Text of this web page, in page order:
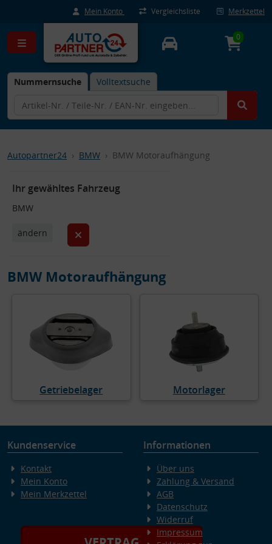
Mein Konto Vergleichsliste Merkzettel
Nummernsuche Volltextsuche
0
Autopartner24 BMW BMW Motoraufhängung
Ihr gewähltes Fahrzeug
BMW
ändern
BMW Motoraufhängung
Getriebelager Motorlager
Kundenservice
Kontakt
Mein Konto
Mein Merkzettel
Informationen
Über uns
Zahlung & Versand
AGB
Datenschutz
Widerruf
Impressum